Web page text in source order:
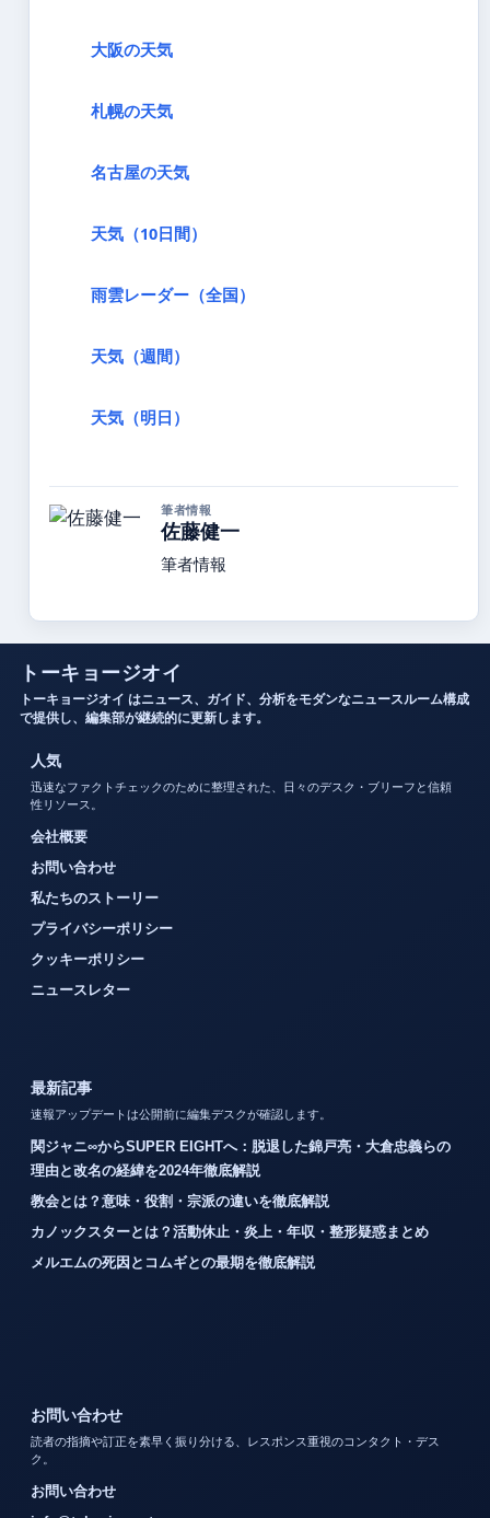
大阪の天気
札幌の天気
名古屋の天気
天気（10日間）
雨雲レーダー（全国）
天気（週間）
天気（明日）
筆者情報
佐藤健一
筆者情報
トーキョージオイ
トーキョージオイ はニュース、ガイド、分析をモダンなニュースルーム構成
で提供し、編集部が継続的に更新します。
人気
迅速なファクトチェックのために整理された、日々のデスク・ブリーフと信頼
性リソース。
会社概要
お問い合わせ
私たちのストーリー
プライバシーポリシー
クッキーポリシー
ニュースレター
最新記事
速報アップデートは公開前に編集デスクが確認します。
関ジャニ∞からSUPER EIGHTへ：脱退した錦戸亮・大倉忠義らの
理由と改名の経緯を2024年徹底解説
教会とは？意味・役割・宗派の違いを徹底解説
カノックスターとは？活動休止・炎上・年収・整形疑惑まとめ
メルエムの死因とコムギとの最期を徹底解説
お問い合わせ
読者の指摘や訂正を素早く振り分ける、レスポンス重視のコンタクト・デス
ク。
お問い合わせ